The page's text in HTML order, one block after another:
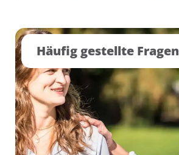
Häufig gestellte Fragen